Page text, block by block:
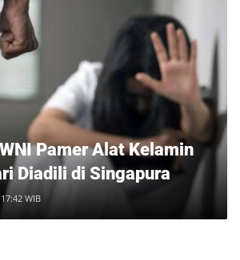
Pamer Alat Kelamin
Diadili di Singapura
WIB
Panjang Ancam Pasokan Air